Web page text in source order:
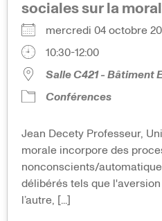
sociales sur la
mercredi 04 octobre
10:30-12:00
Salle C421 - Bâtiment
Conférences
Jean Decety Professeur,
morale incorpore des
nonconscients/
délibérés tels que
l’autre, [...]